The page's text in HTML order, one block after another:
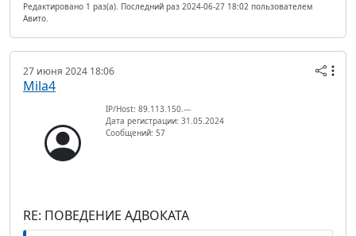
Редактировано 1 раз(а). Последний раз 2024-06-27 18:02 пользователем
Авито.
27 июня 2024 18:06
Mila4
IP/Host: 89.113.150.---
Дата регистрации: 31.05.2024
Сообщений: 57
RE: ПОВЕДЕНИЕ АДВОКАТА